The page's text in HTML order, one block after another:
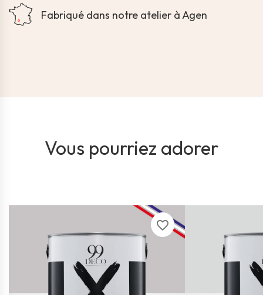
Fabriqué dans notre atelier à Agen
Vous pourriez adorer
favorite_border